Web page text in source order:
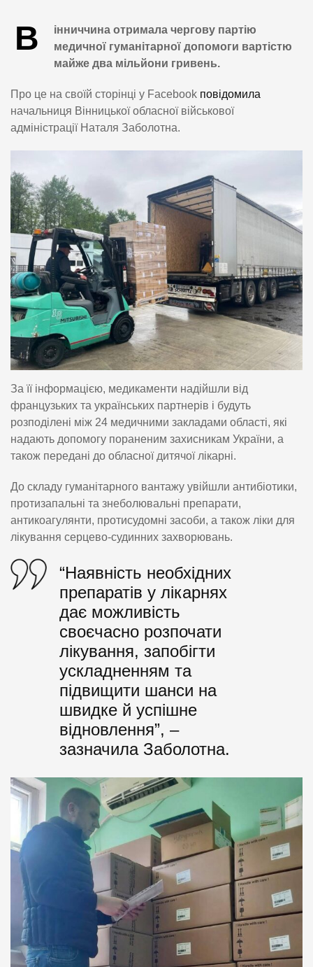
В
інниччина отримала чергову партію
медичної гуманітарної допомоги вартістю
майже два мільйони гривень.
Про це на своїй сторінці у Facebook повідомила
начальниця Вінницької обласної військової
адміністрації Наталя Заболотна.
За її інформацією, медикаменти надійшли від
французьких та українських партнерів і будуть
розподілені між 24 медичними закладами області, які
надають допомогу пораненим захисникам України, а
також передані до обласної дитячої лікарні.
До складу гуманітарного вантажу увійшли антибіотики,
протизапальні та знеболювальні препарати,
антикоагулянти, протисудомні засоби, а також ліки для
лікування серцево-судинних захворювань.
“Наявність необхідних
препаратів у лікарнях
дає можливість
своєчасно розпочати
лікування, запобігти
ускладненням та
підвищити шанси на
швидке й успішне
відновлення”, –
зазначила Заболотна.